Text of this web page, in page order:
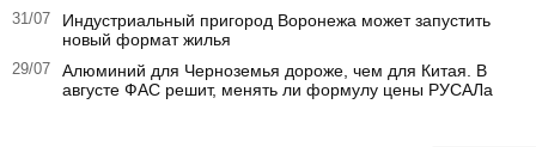
31/07
Индустриальный пригород Воронежа может запустить
новый формат жилья
29/07
Алюминий для Черноземья дороже, чем для Китая. В
августе ФАС решит, менять ли формулу цены РУСАЛа